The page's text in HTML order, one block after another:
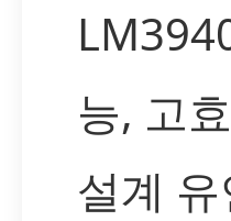
능, 고
설계